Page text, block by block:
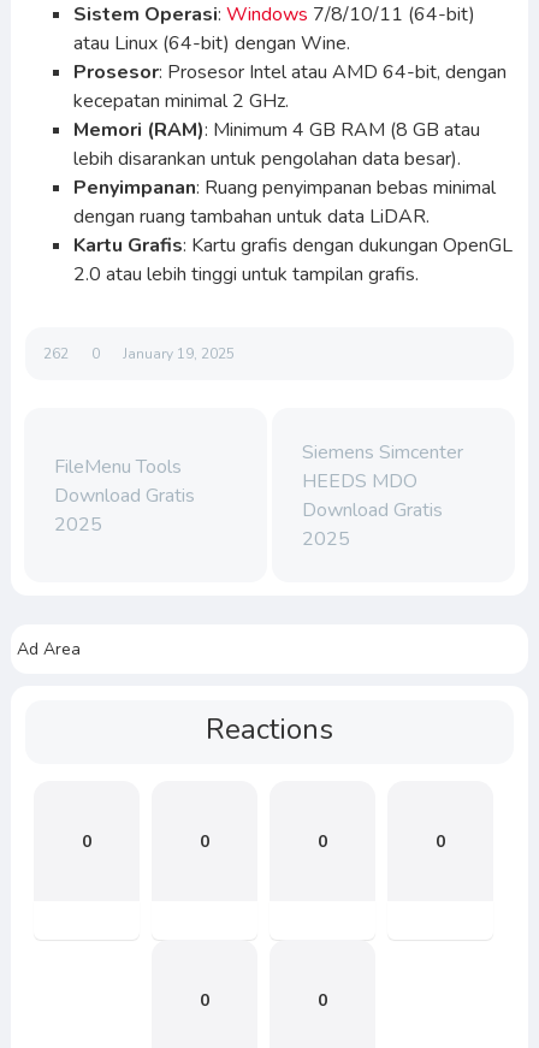
Sistem Operasi: Windows 7/8/10/11 (64-bit)
atau Linux (64-bit) dengan Wine.
Prosesor: Prosesor Intel atau AMD 64-bit, dengan
kecepatan minimal 2 GHz.
Memori (RAM): Minimum 4 GB RAM (8 GB atau
lebih disarankan untuk pengolahan data besar).
Penyimpanan: Ruang penyimpanan bebas minimal
dengan ruang tambahan untuk data LiDAR.
Kartu Grafis: Kartu grafis dengan dukungan OpenGL
2.0 atau lebih tinggi untuk tampilan grafis.
262 0 January 19, 2025
FileMenu Tools
Download Gratis
2025
Siemens Simcenter
HEEDS MDO
Download Gratis
2025
Ad Area
Reactions
0 0 0 0
0 0